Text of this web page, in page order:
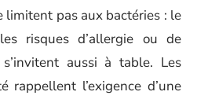
limitent pas aux bactéries : le
risques d’allergie ou de
aussi à table. Les
rappellent l’exigence d’une